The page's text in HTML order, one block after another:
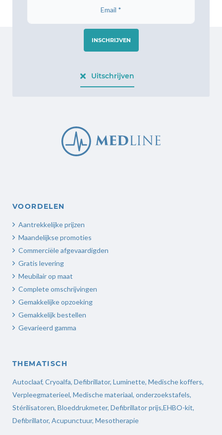
INSCHRIJVEN
Uitschrijven
VOORDELEN
Aantrekkelijke prijzen
Maandelijkse promoties
Commerciële afgevaardigden
Gratis levering
Meubilair op maat
Complete omschrijvingen
Gemakkelijke opzoeking
Gemakkelijk bestellen
Gevarieerd gamma
THEMATISCH
Autoclaaf, Cryoalfa, Defibrillator, Luminette, Medische koffers,
Verpleegmaterieel, Medische materiaal, onderzoekstafels,
Stérilisatoren, Bloeddrukmeter, Defibrillator prijs,EHBO-kit,
Defibrillator, Acupunctuur, Mesotherapie